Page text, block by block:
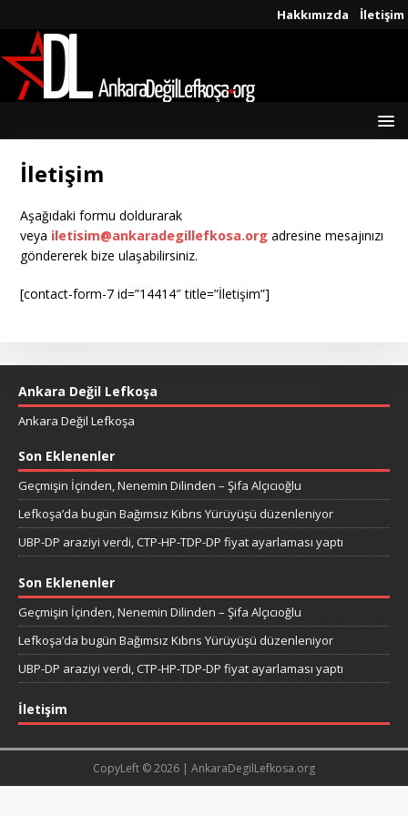
Hakkımızda İletişim
İletişim
Aşağıdaki formu doldurarak
veya iletisim@ankaradegillefkosa.org adresine mesajınızı
göndererek bize ulaşabilirsiniz.
[contact-form-7 id=”14414″ title=”İletişim”]
Ankara Değil Lefkoşa
Ankara Değil Lefkoşa
Son Eklenenler
Geçmişin İçinden, Nenemin Dilinden – Şifa Alçıcıoğlu
Lefkoşa’da bugün Bağımsız Kıbrıs Yürüyüşü düzenleniyor
UBP-DP araziyi verdi, CTP-HP-TDP-DP fiyat ayarlaması yaptı
Son Eklenenler
Geçmişin İçinden, Nenemin Dilinden – Şifa Alçıcıoğlu
Lefkoşa’da bugün Bağımsız Kıbrıs Yürüyüşü düzenleniyor
UBP-DP araziyi verdi, CTP-HP-TDP-DP fiyat ayarlaması yaptı
İletişim
CopyLeft © 2026 | AnkaraDegilLefkosa.org